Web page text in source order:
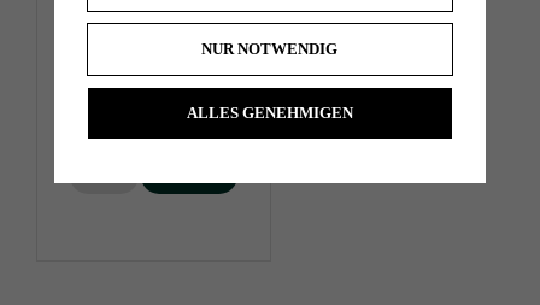
€40€54
NUR NOTWENDIG
ALLES GENEHMIGEN